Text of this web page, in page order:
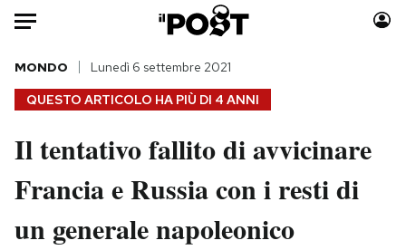
Auto
HOME
Italia
Politica
Tecnologia
Moda
Consumismi
Storie/Idee
QUESTO ARTICOLO HA PIÙ DI 4 ANNI
MONDO Lunedì 6 settembre 2021
Il tentativo fallito di avvicinare
Francia e Russia con i resti di
un generale napoleonico